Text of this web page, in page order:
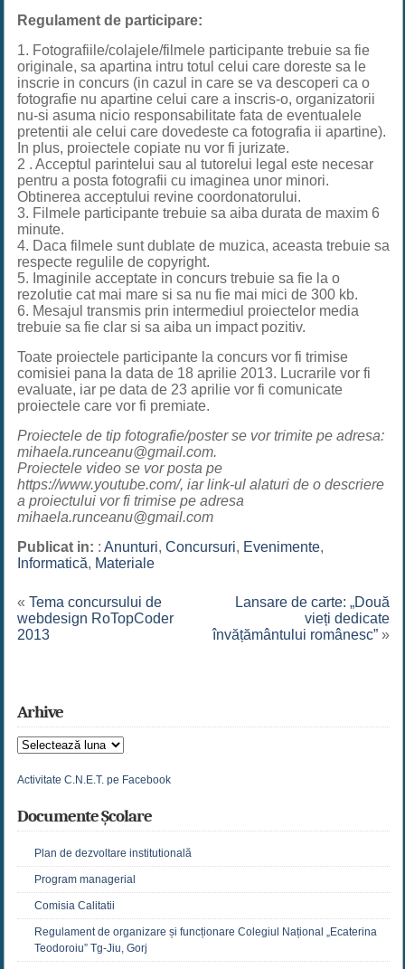
Regulament de participare:
1. Fotografiile/colajele/filmele participante trebuie sa fie
originale, sa apartina intru totul celui care doreste sa le
inscrie in concurs (in cazul in care se va descoperi ca o
fotografie nu apartine celui care a inscris-o, organizatorii
nu-si asuma nicio responsabilitate fata de eventualele
pretentii ale celui care dovedeste ca fotografia ii apartine).
In plus, proiectele copiate nu vor fi jurizate.
2 . Acceptul parintelui sau al tutorelui legal este necesar
pentru a posta fotografii cu imaginea unor minori.
Obtinerea acceptului revine coordonatorului.
3. Filmele participante trebuie sa aiba durata de maxim 6
minute.
4. Daca filmele sunt dublate de muzica, aceasta trebuie sa
respecte regulile de copyright.
5. Imaginile acceptate in concurs trebuie sa fie la o
rezolutie cat mai mare si sa nu fie mai mici de 300 kb.
6. Mesajul transmis prin intermediul proiectelor media
trebuie sa fie clar si sa aiba un impact pozitiv.
Toate proiectele participante la concurs vor fi trimise
comisiei pana la data de 18 aprilie 2013. Lucrarile vor fi
evaluate, iar pe data de 23 aprilie vor fi comunicate
proiectele care vor fi premiate.
Proiectele de tip fotografie/poster se vor trimite pe adresa:
mihaela.runceanu@gmail.com.
Proiectele video se vor posta pe
https://www.youtube.com/, iar link-ul alaturi de o descriere
a proiectului vor fi trimise pe adresa
mihaela.runceanu@gmail.com
Publicat in: : Anunturi, Concursuri, Evenimente,
Informatică, Materiale
« Tema concursului de
webdesign RoTopCoder
2013
Lansare de carte: „Două
vieți dedicate
învățământului românesc” »
Arhive
Arhive
Activitate C.N.E.T. pe Facebook
Documente Școlare
Plan de dezvoltare institutională
Program managerial
Comisia Calitatii
Regulament de organizare și funcționare Colegiul Național „Ecaterina
Teodoroiu” Tg-Jiu, Gorj